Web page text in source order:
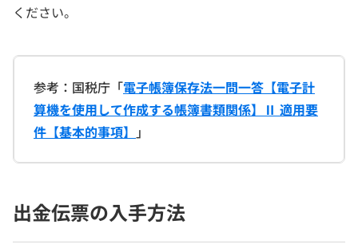
ください。
参考：国税庁「電子帳簿保存法一問一答【電子計
算機を使用して作成する帳簿書類関係】Ⅱ 適用要
件【基本的事項】 」
出金伝票の入手方法